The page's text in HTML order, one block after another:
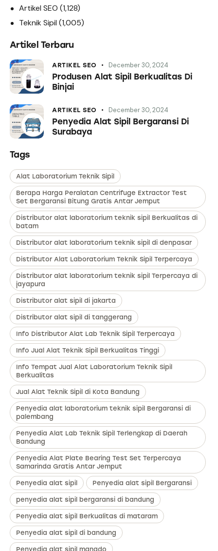
Artikel SEO (1,128)
Teknik Sipil (1,005)
Artikel Terbaru
ARTIKEL SEO December 30, 2024
Produsen Alat Sipil Berkualitas Di
Binjai
ARTIKEL SEO December 30, 2024
Penyedia Alat Sipil Bergaransi Di
Surabaya
Tags
Alat Laboratorium Teknik Sipil
Berapa Harga Peralatan Centrifuge Extractor Test
Set Bergaransi Bitung Gratis Antar Jemput
Distributor alat laboratorium teknik sipil Berkualitas di
batam
Distributor alat laboratorium teknik sipil di denpasar
Distributor Alat Laboratorium Teknik Sipil Terpercaya
Distributor alat laboratorium teknik sipil Terpercaya di
jayapura
Distributor alat sipil di jakarta
Distributor alat sipil di tanggerang
Info Distributor Alat Lab Teknik Sipil Terpercaya
Info Jual Alat Teknik Sipil Berkualitas Tinggi
Info Tempat Jual Alat Laboratorium Teknik Sipil
Berkualitas
Jual Alat Teknik Sipil di Kota Bandung
Penyedia alat laboratorium teknik sipil Bergaransi di
palembang
Penyedia Alat Lab Teknik Sipil Terlengkap di Daerah
Bandung
Penyedia Alat Plate Bearing Test Set Terpercaya
Samarinda Gratis Antar Jemput
Penyedia alat sipil Penyedia alat sipil Bergaransi
penyedia alat sipil bergaransi di bandung
Penyedia alat sipil Berkualitas di mataram
Penyedia alat sipil di bandung
Penyedia alat sipil manado